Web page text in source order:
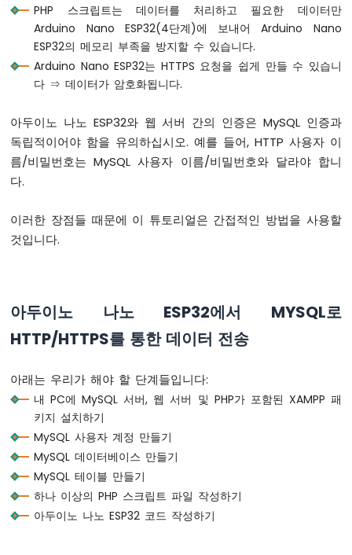
나
ESP32
-
박
임
아
두
이
나
노
딜
레
는
깜
두
이
노
나
PHP 스크립트는 데이터를 처리하고 필요한 데이터만
Arduino Nano ESP32(4단계)에 보내어 Arduino Nano
ESP32의 메모리 부족을 방지할 수 있습니다.
Arduino Nano ESP32는 HTTPS 요청을 쉽게 만들 수 있습니
다 ⇒ 데이터가 암호화됩니다.
아두이노 나노 ESP32와 웹 서버 간의 인증은 MySQL 인증과
독립적이어야 함을 유의하십시오. 예를 들어, HTTP 사용자 이
름/비밀번호는 MySQL 사용자 이름/비밀번호와 달라야 합니
다.
이러한 장점들 때문에 이 튜토리얼은 간접적인 방법을 사용할
것입니다.
아두이노 나노 ESP32에서 MYSQL로
HTTP/HTTPS를 통한 데이터 전송
아래는 우리가 해야 할 단계들입니다:
내 PC에 MySQL 서버, 웹 서버 및 PHP가 포함된 XAMPP 패
키지 설치하기
MySQL 사용자 계정 만들기
MySQL 데이터베이스 만들기
MySQL 테이블 만들기
하나 이상의 PHP 스크립트 파일 작성하기
아두이노 나노 ESP32 코드 작성하기